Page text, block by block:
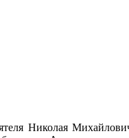
Николая